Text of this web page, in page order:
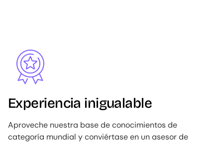
Experiencia inigualable
Aproveche nuestra base de conocimientos de
categoría mundial y conviértase en un asesor de